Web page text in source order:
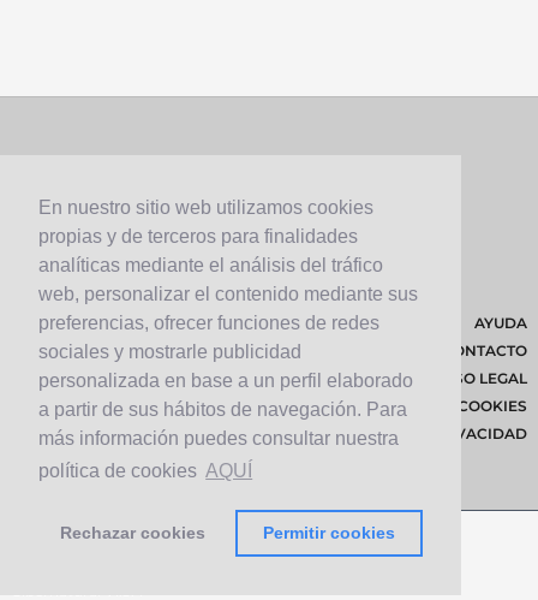
En nuestro sitio web utilizamos cookies
propias y de terceros para finalidades
analíticas mediante el análisis del tráfico
web, personalizar el contenido mediante sus
preferencias, ofrecer funciones de redes
sociales y mostrarle publicidad
personalizada en base a un perfil elaborado
a partir de sus hábitos de navegación. Para
más información puedes consultar nuestra
política de cookies AQUÍ
Rechazar cookies Permitir cookies
AYUDA
CONTACTO
AVISO LEGAL
POLÍTICA DE COOKIES
POLÍTICA DE PRIVACIDAD
Cibernatural v1.3.4